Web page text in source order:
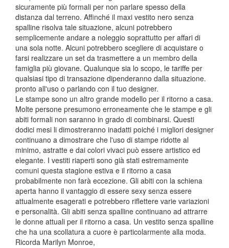
sicuramente più formali per non parlare spesso della
distanza dal terreno. Affinché il maxi vestito nero senza
spalline risolva tale situazione, alcuni potrebbero
semplicemente andare a noleggio soprattutto per affari di
una sola notte. Alcuni potrebbero scegliere di acquistare o
farsi realizzare un set da trasmettere a un membro della
famiglia più giovane. Qualunque sia lo scopo, le tariffe per
qualsiasi tipo di transazione dipenderanno dalla situazione.
pronto all'uso o parlando con il tuo designer.
Le stampe sono un altro grande modello per il ritorno a casa.
Molte persone presumono erroneamente che le stampe e gli
abiti formali non saranno in grado di combinarsi. Questi
dodici mesi li dimostreranno inadatti poiché i migliori designer
continuano a dimostrare che l'uso di stampe ridotte al
minimo, astratte e dai colori vivaci può essere artistico ed
elegante. I vestiti riaperti sono già stati estremamente
comuni questa stagione estiva e il ritorno a casa
probabilmente non farà eccezione. Gli abiti con la schiena
aperta hanno il vantaggio di essere sexy senza essere
attualmente esagerati e potrebbero riflettere varie variazioni
e personalità. Gli abiti senza spalline continuano ad attrarre
le donne attuali per il ritorno a casa. Un vestito senza spalline
che ha una scollatura a cuore è particolarmente alla moda.
Ricorda Marilyn Monroe,